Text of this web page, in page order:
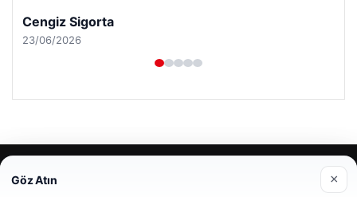
Cengiz Sigorta
23/06/2026
Göz Atın
×